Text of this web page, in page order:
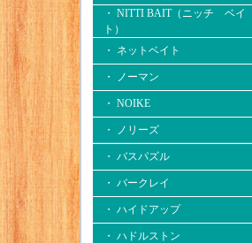
・ NITTI BAIT（ニッチ ベイ
ト）
・ ネットベイト
・ ノーマン
・ NOIKE
・ ノリーズ
・ バスパズル
・ バークレイ
・ ハイドアップ
・ ハドルストン